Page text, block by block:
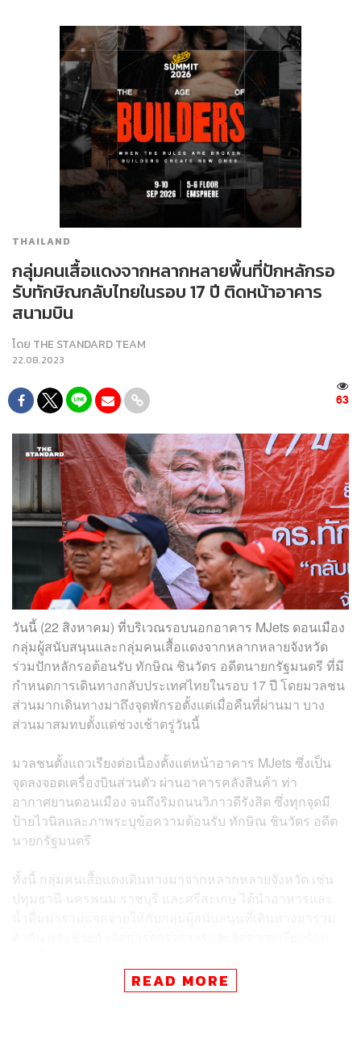
THAILAND
กลุ่มคนเสื้อแดงจากหลากหลายพื้นที่ปักหลักรอ
รับทักษิณกลับไทยในรอบ 17 ปี ติดหน้าอาคาร
สนามบิน
โดย THE STANDARD TEAM
22.08.2023
63
วันนี้ (22 สิงหาคม) ที่บริเวณรอบนอกอาคาร MJets ดอนเมือง
กลุ่มผู้สนับสนุนและกลุ่มคนเสื้อแดงจากหลากหลายจังหวัด
ร่วมปักหลักรอต้อนรับ ทักษิณ ชินวัตร อดีตนายกรัฐมนตรี ที่มี
กำหนดการเดินทางกลับประเทศไทยในรอบ 17 ปี โดยมวลชน
ส่วนมากเดินทางมาถึงจุดพักรอตั้งแต่เมื่อคืนที่ผ่านมา บาง
ส่วนมาสมทบตั้งแต่ช่วงเช้าตรู่วันนี้
มวลชนตั้งแถวเรียงต่อเนื่องตั้งแต่หน้าอาคาร MJets ซึ่งเป็น
จุดลงจอดเครื่องบินส่วนตัว ผ่านอาคารคลังสินค้า ท่า
อากาศยานดอนเมือง จนถึงริมถนนวิภาวดีรังสิต ซึ่งทุกจุดมี
ป้ายไวนิลและภาพระบุข้อความต้อนรับ ทักษิณ ชินวัตร อดีต
นายกรัฐมนตรี
ทั้งนี้ กลุ่มคนเสื้อแดงเดินทางมาจากหลากหลายจังหวัด เช่น
ปทุมธานี นครพนม ราชบุรี และศรีสะเกษ ได้นำอาหารและ
โดยกลุ่มคนเสื้อแดงต่างพูดเป็นเสียงเดียวกันว่ายินดีและดีใจที่
READ MORE